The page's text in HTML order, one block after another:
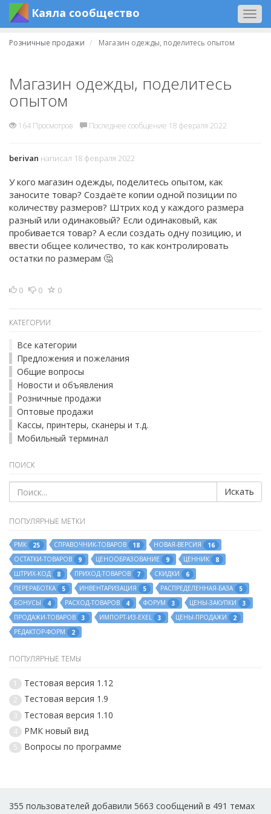
Каяла сообщество
Розничные продажи Магазин одежды, поделитесь опытом
Магазин одежды, поделитесь
опытом
164 Просмотров Последнее сообщение 18 февраля 2022
berivan написал 18 февраля 2022
У кого магазин одежды, поделитесь опытом, как
заносите товар? Создаёте копии одной позиции по
количеству размеров? Штрих код у каждого размера
разный или одинаковый? Если одинаковый, как
пробивается товар? А если создать одну позицию, и
ввести общее количество, то как контролировать
остатки по размерам 🤔
0 0 0
КАТЕГОРИИ
Все категории
Предложения и пожелания
Общие вопросы
Новости и объявления
Розничные продажи
Оптовые продажи
Кассы, принтеры, сканеры и т.д.
Мобильный терминал
ПОИСК
Искать
ПОПУЛЯРНЫЕ МЕТКИ
РМК 25 СПРАВОЧНИК-ТОВАРОВ 18 НОВАЯ-ВЕРСИЯ
16
ОСТАТКИ-ТОВАРОВ
9 ЦЕНООБРАЗОВАНИЕ 9 ЦЕННИК
8
ШТРИХ-КОД
8 ПРИХОД-ТОВАРОВ 7 СКИДКИ
6
ПЕРЕРАБОТКА
5 ИНВЕНТАРИЗАЦИЯ 5 РАСПРЕДЕЛЕННАЯ-БАЗА
5
БОНУСЫ
4 РАСХОД-ТОВАРОВ 4 ФОРУМ 3 ЦЕНЫ-ЗАКУПКИ
3
ПРОДАЖИ-ТОВАРОВ
3 ИМПОРТ-ИЗ-EXEL 3 ЦЕНЫ-ПРОДАЖИ
2
РЕДАКТОР-ФОРМ
2
ПОПУЛЯРНЫЕ ТЕМЫ
1 Тестовая версия 1.12
2 Тестовая версия 1.9
3 Тестовая версия 1.10
4 РМК новый вид
5 Вопросы по программе
355 пользователей добавили 5663 сообщений в 491 темах